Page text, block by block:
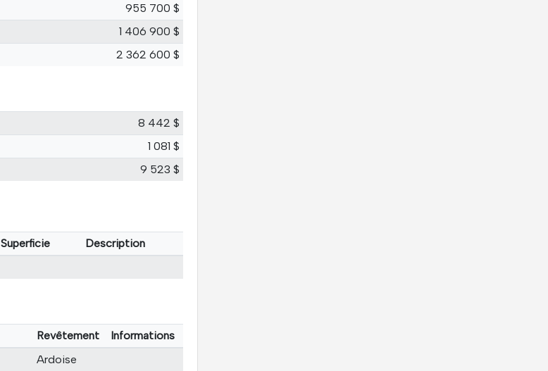
955 700 $
1 406 900 $
2 362 600 $
8 442 $
1 081 $
9 523 $
Superficie
Description
Revêtement
Informations
Ardoise